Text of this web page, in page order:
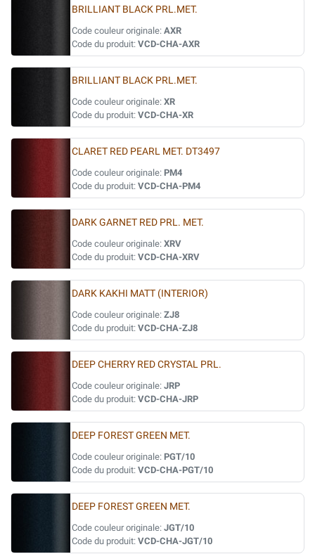
BRILLIANT BLACK PRL.MET.
Code couleur originale: AXR
Code du produit: VCD-CHA-AXR
BRILLIANT BLACK PRL.MET.
Code couleur originale: XR
Code du produit: VCD-CHA-XR
CLARET RED PEARL MET. DT3497
Code couleur originale: PM4
Code du produit: VCD-CHA-PM4
DARK GARNET RED PRL. MET.
Code couleur originale: XRV
Code du produit: VCD-CHA-XRV
DARK KAKHI MATT (INTERIOR)
Code couleur originale: ZJ8
Code du produit: VCD-CHA-ZJ8
DEEP CHERRY RED CRYSTAL PRL.
Code couleur originale: JRP
Code du produit: VCD-CHA-JRP
DEEP FOREST GREEN MET.
Code couleur originale: PGT/10
Code du produit: VCD-CHA-PGT/10
DEEP FOREST GREEN MET.
Code couleur originale: JGT/10
Code du produit: VCD-CHA-JGT/10